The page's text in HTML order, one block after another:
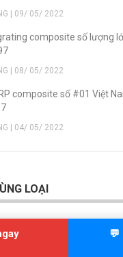
| 09/ 05/ 2022
composite số lượng
| 08/ 05/ 2022
composite số #01 Việt
| 04/ 05/ 2022
LOẠI
💬